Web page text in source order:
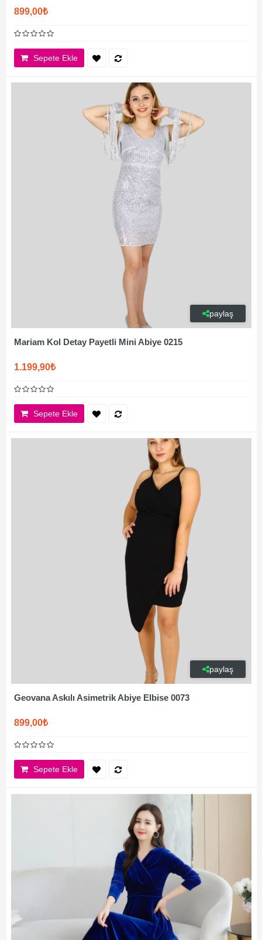
899,00₺
Sepete Ekle
paylaş
Mariam Kol Detay Payetli Mini Abiye 0215
1.199,90₺
Sepete Ekle
paylaş
Geovana Askılı Asimetrik Abiye Elbise 0073
899,00₺
Sepete Ekle